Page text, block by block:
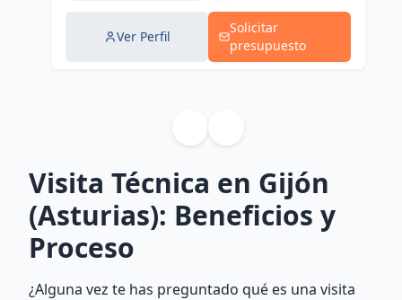
Ver Perfil
Solicitar
presupuesto
Visita Técnica en Gijón
(Asturias): Beneficios y
Proceso
¿Alguna vez te has preguntado qué es una visita